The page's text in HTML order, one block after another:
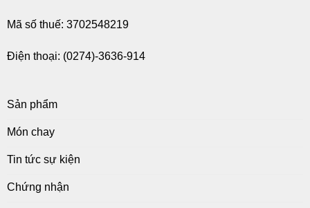
Mã số thuế: 3702548219
Điện thoại: (0274)-3636-914
Sản phẩm
Món chay
Tin tức sự kiện
Chứng nhận